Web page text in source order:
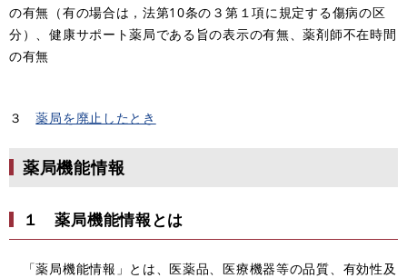
の有無（有の場合は，法第10条の３第１項に規定する傷病の区
分）、健康サポート薬局である旨の表示の有無、薬剤師不在時間
の有無
３薬局を廃止したとき
薬局機能情報
１ 薬局機能情報とは
「薬局機能情報」とは、医薬品、医療機器等の品質、有効性及